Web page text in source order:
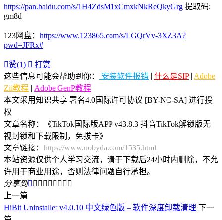
https://pan.baidu.com/s/1H4ZdsM1xCmxkNkReQkyGrg 提取码:
gm8d
123网盘： https://www.123865.com/s/LGQrVv-3XZ3A?
pwd=JFRx#
赞(1)  打赏
这些信息可能会帮助到你：
安装软件报错 | 什么是SIP| Adobe
Zii教程 | Adobe GenP教程
本文采用知识共享 署名4.0国际许可协议 [BY-NC-SA] 进行授
权
文章名称：《TikTok国际版APP v43.8.3 抖音TikTok解锁版无
视封锁和下载限制，免拔卡》
文章链接： https://www.nobyda.com/1535.html
本站资源仅供个人学习交流，请于下载后24小时内删除，不允
许用于商业用途，否则法律问题自行承担。
分享到        
上一篇
HiBit Uninstaller v4.0.10 中文绿色版 – 软件深度卸载清理 下一